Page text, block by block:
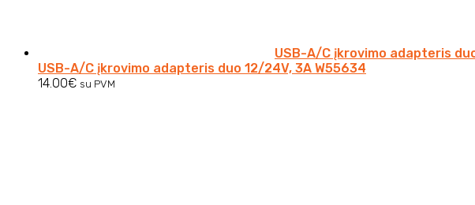
USB-A/C įkrovimo adapteris
USB-A/C įkrovimo adapteris duo 12/24V, 3A W55634
14.00€ su PVM